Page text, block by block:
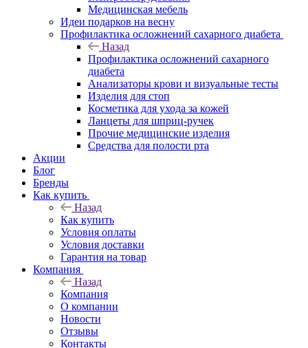
Медицинская мебель
Идеи подарков на весну
Профилактика осложнений сахарного диабета
Назад
Профилактика осложнений сахарного
диабета
Анализаторы крови и визуальные тесты
Изделия для стоп
Косметика для ухода за кожей
Ланцеты для шприц-ручек
Прочие медицинские изделия
Средства для полости рта
Акции
Блог
Бренды
Как купить
Назад
Как купить
Условия оплаты
Условия доставки
Гарантия на товар
Компания
Назад
Компания
О компании
Новости
Отзывы
Контакты